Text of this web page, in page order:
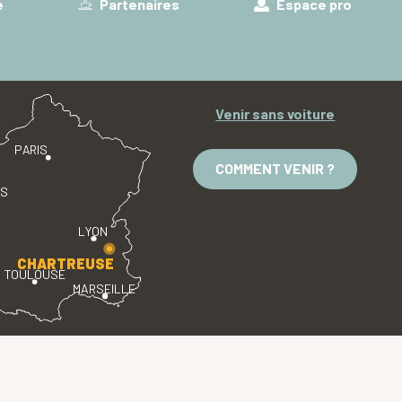
Partenaires Espace pro
PARIS
LYON
TOULOUSE
MARSEILLE
CHARTREUSE
Venir sans voiture
COMMENT VENIR ?